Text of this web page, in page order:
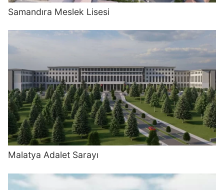
Samandıra Meslek Lisesi
Malatya Adalet Sarayı